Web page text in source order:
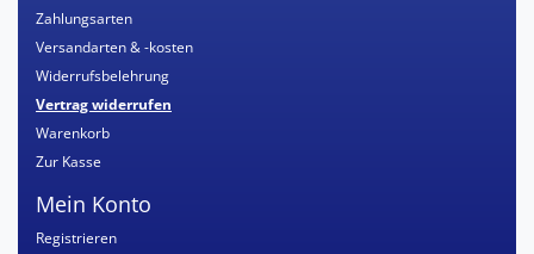
Zahlungsarten
Versandarten & -kosten
Widerrufsbelehrung
Vertrag widerrufen
Warenkorb
Zur Kasse
Mein Konto
Registrieren